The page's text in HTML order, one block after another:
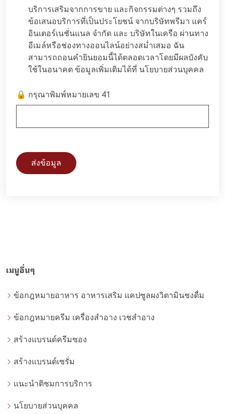
บริการเสริมจากการขาย และกิจกรรมต่างๆ รวมถึง
ข้อเสนอบริการที่เป็นประโยชน์ จากบริษัทพรีมา แคร์
อินเตอร์เนชั่นแนล จำกัด และ บริษัทในเครือ ผ่านทาง
อีเมล์หรือช่องทางออนไลน์อย่างสม่ำเสมอ ฉัน
สามารถถอนคำยินยอมนี้ได้ตลอดเวลาโดยมีผลบังคับ
ใช้ในอนาคต ข้อมูลเพิ่มเติมได้ที่ นโยบายส่วนบุคคล
🔒 กรุณาพิมพ์หมายเลข 41
ส่งข้อมูล
เมนูอื่นๆ
ข้อกฎหมายอาหาร อาหารเสริม แคปซูลผงวิตามินชงดื่ม
ข้อกฎหมายครีม เครื่องสำอาง เวชสำอาง
สร้างแบรนด์ครีมซอง
สร้างแบรนด์เซรั่ม
แนะนำติชมการบริการ
นโยบายส่วนบุคคล